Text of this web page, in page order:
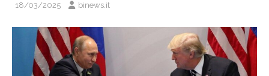
18/03/2025 binews.it